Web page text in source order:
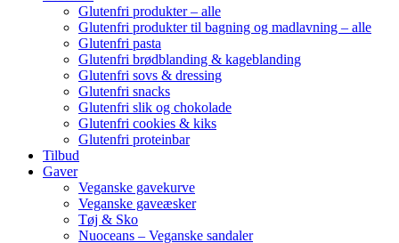
Glutenfri produkter – alle
Glutenfri produkter til bagning og madlavning – alle
Glutenfri pasta
Glutenfri brødblanding & kageblanding
Glutenfri sovs & dressing
Glutenfri snacks
Glutenfri slik og chokolade
Glutenfri cookies & kiks
Glutenfri proteinbar
Tilbud
Gaver
Veganske gavekurve
Veganske gaveæsker
Tøj & Sko
Nuoceans – Veganske sandaler